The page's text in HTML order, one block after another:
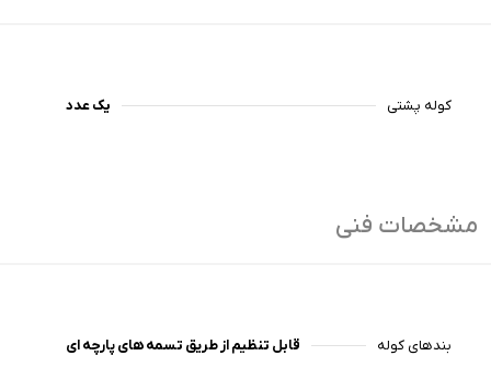
کوله پشتی یک عدد
مشخصات فنی
بندهای کوله قابل تنظیم از طریق تسمه های پارچه ای